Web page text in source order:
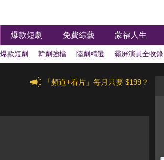
爆款短劇 免費綜藝 蒙福人生
爆款短劇 韓劇強檔 陸劇精選 霸屏演員全收錄
「頻道+看片」每月只要 $199？